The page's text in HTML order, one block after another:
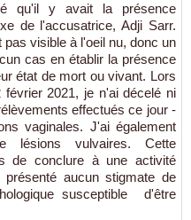
qu'il y avait la présence
de l'accusatrice, Adji Sarr.
visible à l'oeil nu, donc un
cas en établir la présence
état de mort ou vivant. Lors
2021, je n'ai décelé ni
effectués ce jour -
vaginales. J'ai également
lésions vulvaires. Cette
de conclure à une activité
aucun stigmate de
susceptible d'être